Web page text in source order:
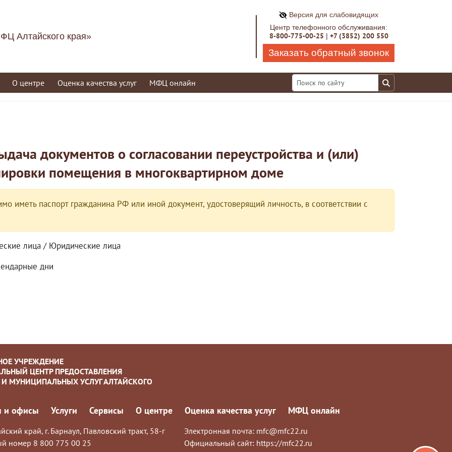
Алтайского края»
Версия для слабовидящих
Центр телефонного обслуживания:
8-800-775-00-25 | +7 (3852) 200 550
Заказать обратный звонок
О центре Оценка качества услуг МФЦ онлайн
документов о согласовании переустройства и (или)
помещения в многоквартирном доме
иметь паспорт гражданина РФ или иной документ, удостоверящий личность, в соответствии с
лица / Юридические лица
дни
УЧРЕЖДЕНИЕ
ЦЕНТР ПРЕДОСТАВЛЕНИЯ
МУНИЦИПАЛЬНЫХ УСЛУГ АЛТАЙСКОГО
и офисы Услуги Сервисы О центре Оценка качества услуг МФЦ онлайн
край, г. Барнаул, Павловский тракт, 58-г
номер 8 800 775 00 25
Электронная почта: mfc@mfc22.ru
Официальный сайт: https://mfc22.ru